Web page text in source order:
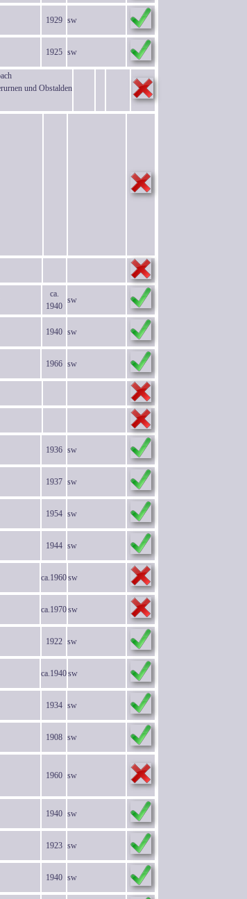
1929 sw
1925 sw
und Obstalden
ca.
1940
sw
1940 sw
1966 sw
1936 sw
1937 sw
1954 sw
1944 sw
ca.1960sw
ca.1970sw
1922 sw
ca.1940sw
1934 sw
1908 sw
1960 sw
1940 sw
1923 sw
1940 sw